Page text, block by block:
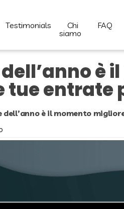
testimonials
chi
siamo
FAQ
è
tue entrate
dell’anno è il momento